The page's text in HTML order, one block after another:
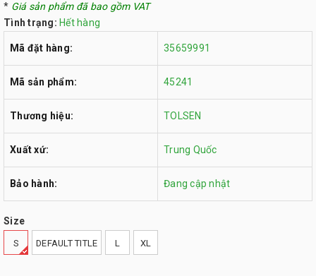
* Giá sản phẩm đã bao gồm VAT
Tình trạng: Hết hàng
Mã đặt hàng: 35659991
Mã sản phẩm: 45241
Thương hiệu: TOLSEN
Xuất xứ: Trung Quốc
Bảo hành: Đang cập nhật
Size
S DEFAULT TITLE L XL